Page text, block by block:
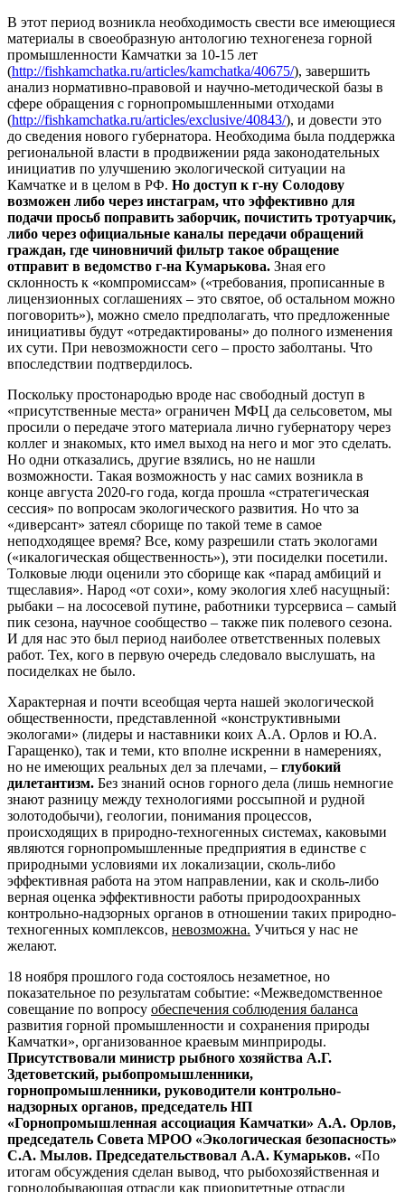
В этот период возникла необходимость свести все имеющиеся
материалы в своеобразную антологию техногенеза горной
промышленности Камчатки за 10-15 лет
(http://fishkamchatka.ru/articles/kamchatka/40675/), завершить
анализ нормативно-правовой и научно-методической базы в
сфере обращения с горнопромышленными отходами
(http://fishkamchatka.ru/articles/exclusive/40843/), и довести это
до сведения нового губернатора. Необходима была поддержка
региональной власти в продвижении ряда законодательных
инициатив по улучшению экологической ситуации на
Камчатке и в целом в РФ. Но доступ к г-ну Солодову
возможен либо через инстаграм, что эффективно для
подачи просьб поправить заборчик, почистить тротуарчик,
либо через официальные каналы передачи обращений
граждан, где чиновничий фильтр такое обращение
отправит в ведомство г-на Кумарькова. Зная его
склонность к «компромиссам» («требования, прописанные в
лицензионных соглашениях – это святое, об остальном можно
поговорить»), можно смело предполагать, что предложенные
инициативы будут «отредактированы» до полного изменения
их сути. При невозможности сего – просто заболтаны. Что
впоследствии подтвердилось.
Поскольку простонародью вроде нас свободный доступ в
«присутственные места» ограничен МФЦ да сельсоветом, мы
просили о передаче этого материала лично губернатору через
коллег и знакомых, кто имел выход на него и мог это сделать.
Но одни отказались, другие взялись, но не нашли
возможности. Такая возможность у нас самих возникла в
конце августа 2020-го года, когда прошла «стратегическая
сессия» по вопросам экологического развития. Но что за
«диверсант» затеял сборище по такой теме в самое
неподходящее время? Все, кому разрешили стать экологами
(«икалогическая общественность»), эти посиделки посетили.
Толковые люди оценили это сборище как «парад амбиций и
тщеславия». Народ «от сохи», кому экология хлеб насущный:
рыбаки – на лососевой путине, работники турсервиса – самый
пик сезона, научное сообщество – также пик полевого сезона.
И для нас это был период наиболее ответственных полевых
работ. Тех, кого в первую очередь следовало выслушать, на
посиделках не было.
Характерная и почти всеобщая черта нашей экологической
общественности, представленной «конструктивными
экологами» (лидеры и наставники коих А.А. Орлов и Ю.А.
Гаращенко), так и теми, кто вполне искренни в намерениях,
но не имеющих реальных дел за плечами, – глубокий
дилетантизм. Без знаний основ горного дела (лишь немногие
знают разницу между технологиями россыпной и рудной
золотодобычи), геологии, понимания процессов,
происходящих в природно-техногенных системах, каковыми
являются горнопромышленные предприятия в единстве с
природными условиями их локализации, сколь-либо
эффективная работа на этом направлении, как и сколь-либо
верная оценка эффективности работы природоохранных
контрольно-надзорных органов в отношении таких природно-
техногенных комплексов, невозможна. Учиться у нас не
желают.
18 ноября прошлого года состоялось незаметное, но
показательное по результатам событие: «Межведомственное
совещание по вопросу обеспечения соблюдения баланса
развития горной промышленности и сохранения природы
Камчатки», организованное краевым минприроды.
Присутствовали министр рыбного хозяйства А.Г.
Здетоветский, рыбопромышленники,
горнопромышленники, руководители контрольно-
надзорных органов, председатель НП
«Горнопромышленная ассоциация Камчатки» А.А. Орлов,
председатель Совета МРОО «Экологическая безопасность»
С.А. Мылов. Председательствовал А.А. Кумарьков. «По
итогам обсуждения сделан вывод, что рыбохозяйственная и
горнодобывающая отрасли как приоритетные отрасли